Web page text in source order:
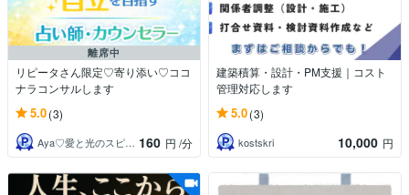
離席中
リピータさん限定♡寄り添い♡ココ
ナラコンサルします
5.0(3)
Aya♡愛と光のスピリチュアルガイド 160 円 /分
建築積算・設計・PM支援｜コスト
管理対応します
5.0(3)
kostskri 10,000 円